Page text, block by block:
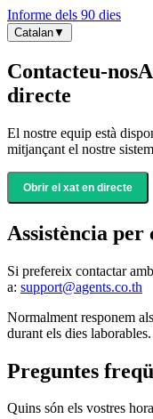
Informe dels 90 dies
Catalan▼
Contacteu-nos
directe
El nostre equip està
mitjançant el nostre
Obrir el xat en directe
Assistència
Si prefereix contactar
a: support@agents.co.th
Normalment responem
durant els dies laborables.
Preguntes
Quins són els vostres